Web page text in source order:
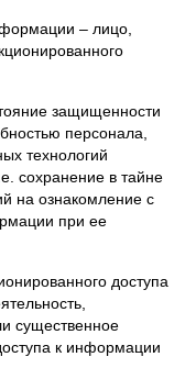
– лицо,
защищенности
персонала,
технологий
сохранение в тайне
на ознакомление с
при ее
доступа
существенное
к информации